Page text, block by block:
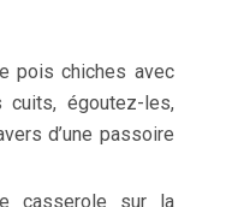
pois chiches avec
égoutez-les,
d’une passoire
casserole sur la